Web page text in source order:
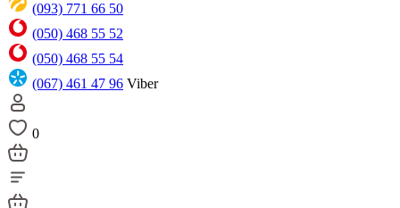
(093) 771 66 50
(050) 468 55 52
(050) 468 55 54
(067) 461 47 96 Viber
0